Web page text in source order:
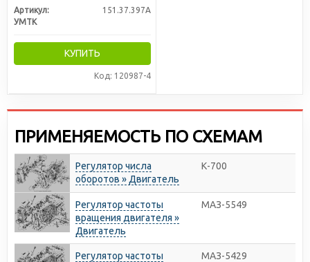
Артикул:
151.37.397А
УМТК
КУПИТЬ
Код: 120987-4
ПРИМЕНЯЕМОСТЬ ПО СХЕМАМ
Регулятор числа
оборотов » Двигатель
К-700
Регулятор частоты
вращения двигателя »
Двигатель
МАЗ-5549
Регулятор частоты
МАЗ-5429